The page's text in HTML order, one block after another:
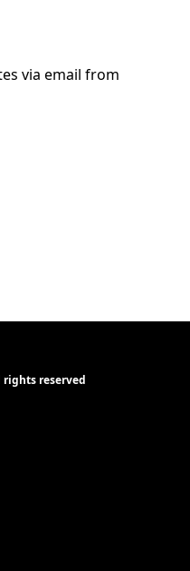
via email from
rights reserved